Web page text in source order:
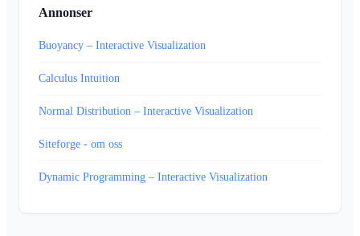
Annonser
Buoyancy – Interactive Visualization
Calculus Intuition
Normal Distribution – Interactive Visualization
Siteforge - om oss
Dynamic Programming – Interactive Visualization